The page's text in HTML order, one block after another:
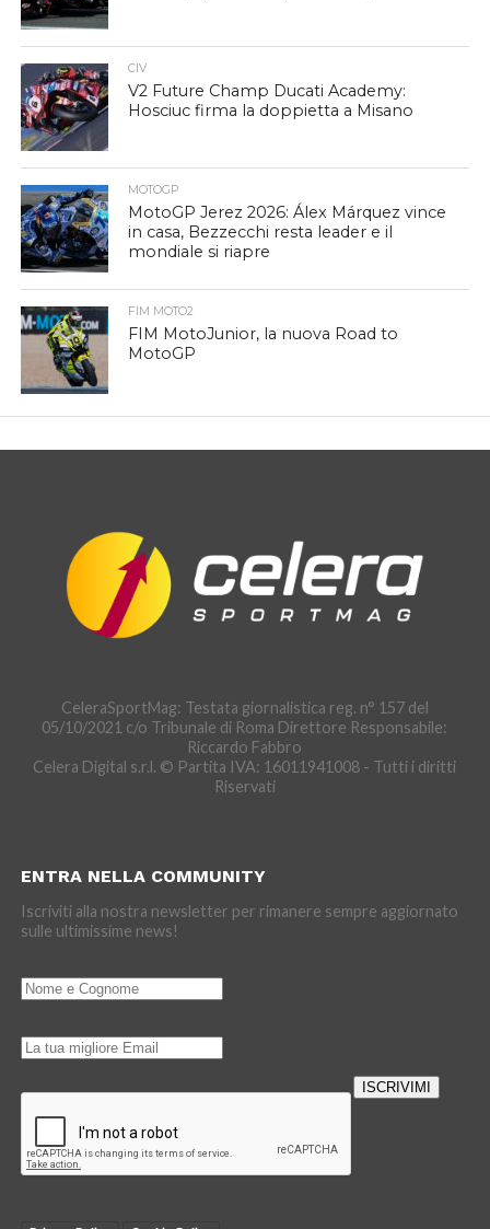
CIV
V2 Future Champ Ducati Academy:
Hosciuc firma la doppietta a Misano
MOTOGP
MotoGP Jerez 2026: Álex Márquez vince
in casa, Bezzecchi resta leader e il
mondiale si riapre
FIM MOTO2
FIM MotoJunior, la nuova Road to
MotoGP
CeleraSportMag: Testata giornalistica reg. n° 157 del
05/10/2021 c/o Tribunale di Roma Direttore Responsabile:
Riccardo Fabbro
Celera Digital s.r.l. © Partita IVA: 16011941008 - Tutti i diritti
Riservati
ENTRA NELLA COMMUNITY
Iscriviti alla nostra newsletter per rimanere sempre aggiornato
sulle ultimissime news!
ISCRIVIMI